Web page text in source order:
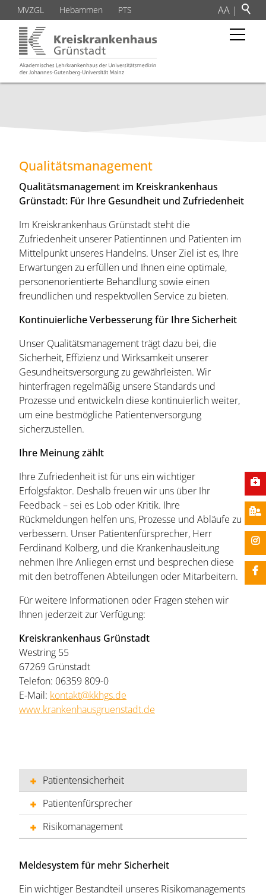
MVZGL Hebammen PTS AA |
Qualitätsmanagement
Qualitätsmanagement im Kreiskrankenhaus
Grünstadt: Für Ihre Gesundheit und Zufriedenheit
Im Kreiskrankenhaus Grünstadt steht die
Zufriedenheit unserer Patientinnen und Patienten im
Mittelpunkt unseres Handelns. Unser Ziel ist es, Ihre
Erwartungen zu erfüllen und Ihnen eine optimale,
personenorientierte Behandlung sowie einen
freundlichen und respektvollen Service zu bieten.
Kontinuierliche Verbesserung für Ihre Sicherheit
Unser Qualitätsmanagement trägt dazu bei, die
Sicherheit, Effizienz und Wirksamkeit unserer
Gesundheitsversorgung zu gewährleisten. Wir
hinterfragen regelmäßig unsere Standards und
Prozesse und entwickeln diese kontinuierlich weiter,
um eine bestmögliche Patientenversorgung
sicherzustellen.
Ihre Meinung zählt
Ihre Zufriedenheit ist für uns ein wichtiger
Erfolgsfaktor. Deshalb freuen wir uns über Ihr
Feedback – sei es Lob oder Kritik. Ihre
Rückmeldungen helfen uns, Prozesse und Abläufe zu
verbessern. Unser Patientenfürsprecher, Herr
Ferdinand Kolberg, und die Krankenhausleitung
nehmen Ihre Anliegen ernst und besprechen diese
mit den betroffenen Abteilungen oder Mitarbeitern.
Für weitere Informationen oder Fragen stehen wir
Ihnen jederzeit zur Verfügung:
Kreiskrankenhaus Grünstadt
Westring 55
67269 Grünstadt
Telefon: 06359 809-0
E-Mail: kontakt@kkhgs.de
www.krankenhausgruenstadt.de
Patientensicherheit
Patientenfürsprecher
Risikomanagement
Meldesystem für mehr Sicherheit
Ein wichtiger Bestandteil unseres Risikomanagements